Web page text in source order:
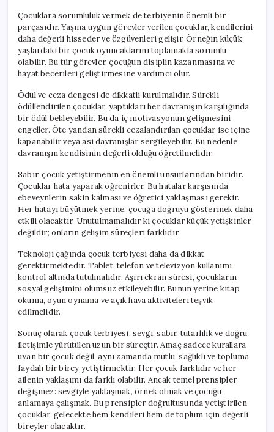
Çocuklara sorumluluk vermek de terbiyenin önemli bir
parçasıdır. Yaşına uygun görevler verilen çocuklar, kendilerini
daha değerli hisseder ve özgüvenleri gelişir. Örneğin küçük
yaşlardaki bir çocuk oyuncaklarını toplamakla sorumlu
olabilir. Bu tür görevler, çocuğun disiplin kazanmasına ve
hayat becerileri geliştirmesine yardımcı olur.
Ödül ve ceza dengesi de dikkatli kurulmalıdır. Sürekli
ödüllendirilen çocuklar, yaptıkları her davranışın karşılığında
bir ödül bekleyebilir. Bu da iç motivasyonun gelişmesini
engeller. Öte yandan sürekli cezalandırılan çocuklar ise içine
kapanabilir veya asi davranışlar sergileyebilir. Bu nedenle
davranışın kendisinin değerli olduğu öğretilmelidir.
Sabır, çocuk yetiştirmenin en önemli unsurlarından biridir.
Çocuklar hata yaparak öğrenirler. Bu hatalar karşısında
ebeveynlerin sakin kalması ve öğretici yaklaşması gerekir.
Her hatayı büyütmek yerine, çocuğa doğruyu göstermek daha
etkili olacaktır. Unutulmamalıdır ki çocuklar küçük yetişkinler
değildir; onların gelişim süreçleri farklıdır.
Teknoloji çağında çocuk terbiyesi daha da dikkat
gerektirmektedir. Tablet, telefon ve televizyon kullanımı
kontrol altında tutulmalıdır. Aşırı ekran süresi, çocukların
sosyal gelişimini olumsuz etkileyebilir. Bunun yerine kitap
okuma, oyun oynama ve açık hava aktiviteleri teşvik
edilmelidir.
Sonuç olarak çocuk terbiyesi, sevgi, sabır, tutarlılık ve doğru
iletişimle yürütülen uzun bir süreçtir. Amaç sadece kurallara
uyan bir çocuk değil, aynı zamanda mutlu, sağlıklı ve topluma
faydalı bir birey yetiştirmektir. Her çocuk farklıdır ve her
ailenin yaklaşımı da farklı olabilir. Ancak temel prensipler
değişmez: sevgiyle yaklaşmak, örnek olmak ve çocuğu
anlamaya çalışmak. Bu prensipler doğrultusunda yetiştirilen
çocuklar, gelecekte hem kendileri hem de toplum için değerli
bireyler olacaktır.